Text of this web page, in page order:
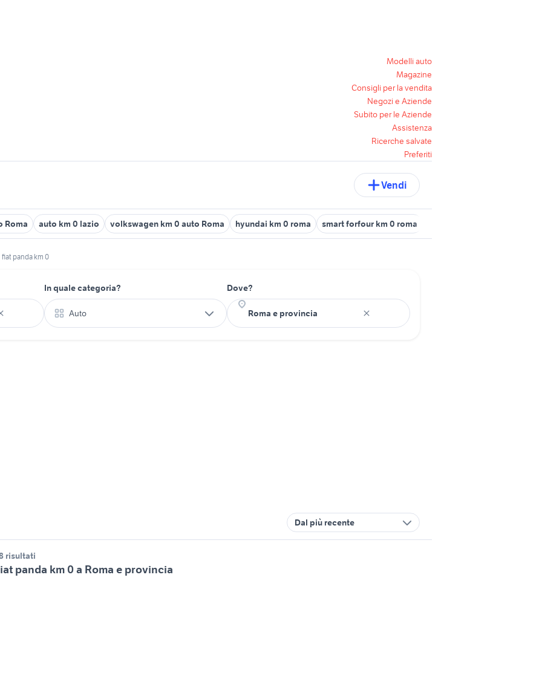
Modelli auto
Magazine
Consigli per la vendita
Negozi e Aziende
Subito per le Aziende
Assistenza
Ricerche salvate
Preferiti
Vendi
Roma auto km 0 lazio volkswagen km 0 auto Roma hyundai km 0 roma smart forfour km 0 roma
fiat panda km 0
In quale categoria?
Auto
Dove?
Dal più recente
risultati
panda km 0 a Roma e provincia